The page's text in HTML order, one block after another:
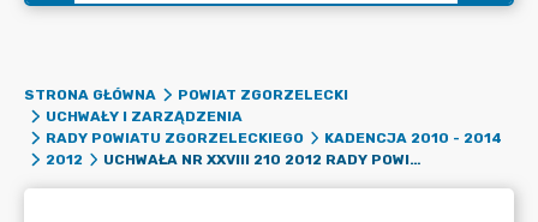
STRONA GŁÓWNA
POWIAT ZGORZELECKI
UCHWAŁY I ZARZĄDZENIA
RADY POWIATU ZGORZELECKIEGO
KADENCJA 2010 - 2014
2012
UCHWAŁA NR XXVIII 210 2012 RADY POWIATU ZGORZELECKIEGO Z DNIA 30 PAŹDZIERNIKA 2012 R. W SPRAWIE ZMIANY UCHWAŁY NR XV 122 2011 RADY POWIATU ZGORZELECKIEGO Z DNIA 29 GRUDNIA 2011 R. W SPRAWIE UCHWALENIA WIELOLETNIEJ PROGNOZY FINANSOWEJ POWIATU ZGORZELECKIEGO NA LATA 2012-2019.